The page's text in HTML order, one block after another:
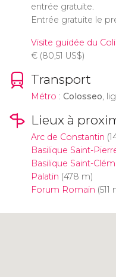
entrée gratuite.
Entrée gratuite le
Visite guidée du
€(80,51 US$)
Transport
Métro : Colosseo,
Lieux à
Arc de Constantin
Basilique Saint-
Basilique Saint-
Palatin (478 m)
Forum Romain (511